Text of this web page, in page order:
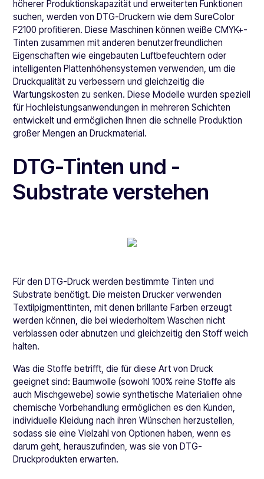
höherer Produktionskapazität und erweiterten Funktionen
suchen, werden von DTG-Druckern wie dem SureColor
F2100 profitieren. Diese Maschinen können weiße CMYK+-
Tinten zusammen mit anderen benutzerfreundlichen
Eigenschaften wie eingebauten Luftbefeuchtern oder
intelligenten Plattenhöhensystemen verwenden, um die
Druckqualität zu verbessern und gleichzeitig die
Wartungskosten zu senken. Diese Modelle wurden speziell
für Hochleistungsanwendungen in mehreren Schichten
entwickelt und ermöglichen Ihnen die schnelle Produktion
großer Mengen an Druckmaterial.
DTG-Tinten und -
Substrate verstehen
Für den DTG-Druck werden bestimmte Tinten und
Substrate benötigt. Die meisten Drucker verwenden
Textilpigmenttinten, mit denen brillante Farben erzeugt
werden können, die bei wiederholtem Waschen nicht
verblassen oder abnutzen und gleichzeitig den Stoff weich
halten.
Was die Stoffe betrifft, die für diese Art von Druck
geeignet sind: Baumwolle (sowohl 100% reine Stoffe als
auch Mischgewebe) sowie synthetische Materialien ohne
chemische Vorbehandlung ermöglichen es den Kunden,
individuelle Kleidung nach ihren Wünschen herzustellen,
sodass sie eine Vielzahl von Optionen haben, wenn es
darum geht, herauszufinden, was sie von DTG-
Druckprodukten erwarten.